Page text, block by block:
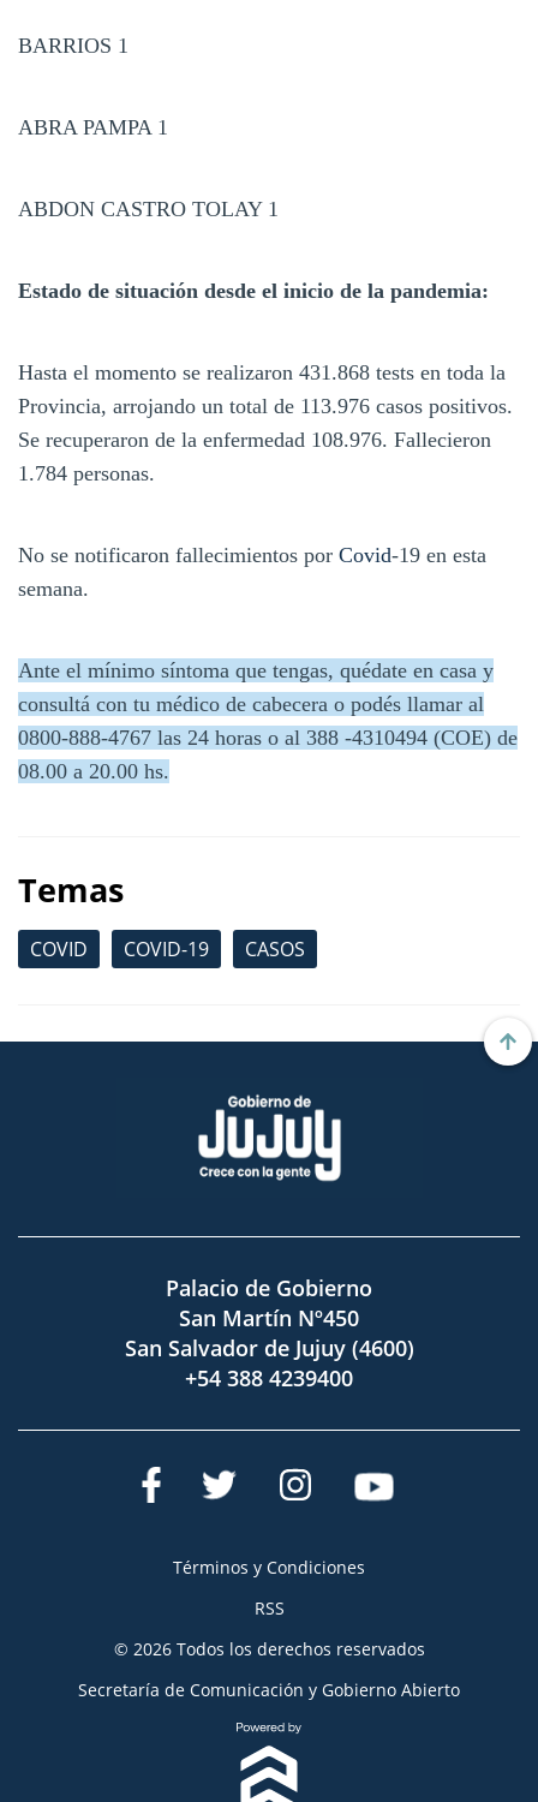
BARRIOS 1
ABRA PAMPA 1
ABDON CASTRO TOLAY 1
Estado de situación desde el inicio de la pandemia:
Hasta el momento se realizaron 431.868 tests en toda la
Provincia, arrojando un total de 113.976 casos positivos.
Se recuperaron de la enfermedad 108.976. Fallecieron
1.784 personas.
No se notificaron fallecimientos por Covid-19 en esta
semana.
Ante el mínimo síntoma que tengas, quédate en casa y
consultá con tu médico de cabecera o podés llamar al
0800-888-4767 las 24 horas o al 388 -4310494 (COE) de
08.00 a 20.00 hs.
Temas
COVID COVID-19 CASOS
Palacio de Gobierno
San Martín Nº450
San Salvador de Jujuy (4600)
+54 388 4239400
Términos y Condiciones
RSS
© 2026 Todos los derechos reservados
Secretaría de Comunicación y Gobierno Abierto